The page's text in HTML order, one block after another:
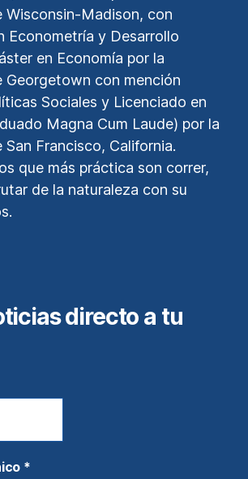
Wisconsin-Madison, con
Econometría y Desarrollo
en Economía por la
Georgetown con mención
Sociales y Licenciado en
Magna Cum Laude) por la
San Francisco, California.
que más práctica son correr,
de la naturaleza con su
directo a tu
*